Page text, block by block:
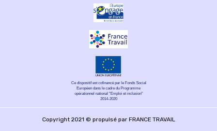
Ce dispositif est cofinancé par le Fonds Social
Européen dans le cadre du Programme
opérationnel national "Emploi et inclusion"
2014-2020
Copyright 2021 © propulsé par FRANCE TRAVAIL